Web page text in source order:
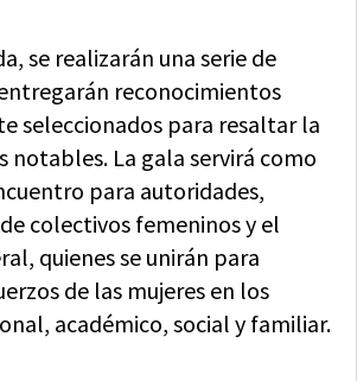
se realizarán una serie de
reconocimientos
seleccionados para resaltar la
notables. La gala servirá como
para autoridades,
colectivos femeninos y el
quienes se unirán para
de las mujeres en los
académico, social y familiar.